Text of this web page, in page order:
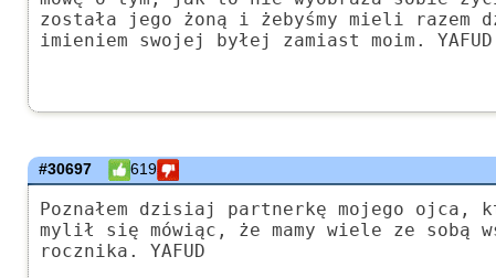
została jego żoną i żebyśmy mieli razem
imieniem swojej byłej zamiast moim. YAFUD
#30697 619
Poznałem dzisiaj partnerkę mojego ojca,
mylił się mówiąc, że mamy wiele ze sobą
rocznika. YAFUD